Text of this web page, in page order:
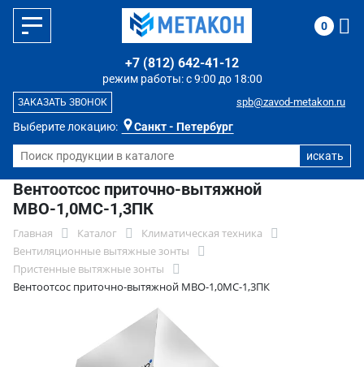
Выберите локацию: Санкт - Петербург
режим работы: с 9:00 до 18:00
+7 (812) 642-41-12
spb@zavod-metakon.ru
ЗАКАЗАТЬ ЗВОНОК
0
Вентоотсос приточно-вытяжной
МВО-1,0МС-1,3ПК
Главная Каталог
Климатическая техника
Вентиляционные вытяжные зонты
Пристенные вытяжные зонты
Вентоотсос приточно-вытяжной МВО-1,0МС-1,3ПК